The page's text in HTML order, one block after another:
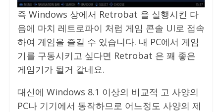
즉 Windows 상에서 Retrobat 을 실행시킨 다
음에 마치 레트로파이 처럼 게임 콘솔 UI로 접속
하여 게임을 즐길 수 있습니다. 내 PC에서 게임
기를 구동시키고 싶다면 Retrobat 은 꽤 좋은
게임기가 될거 같네요.
대신에 Windows 8.1 이상의 비교적 고 사양의
PC나 기기에서 동작하므로 어느정도 사양의 제